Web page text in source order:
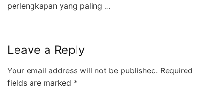
perlengkapan yang paling …
Leave a Reply
Your email address will not be published. Required
fields are marked *